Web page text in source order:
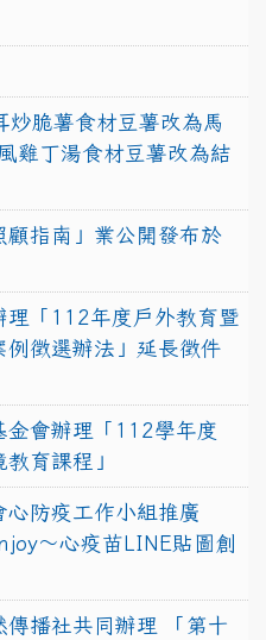
脆薯食材豆薯改為馬
雞丁湯食材豆薯改為結
顧指南」業公開發布於
理「112年度戶外教育暨
例徵選辦法」延長徵件
金會辦理「112學年度
育課程」
防疫工作小組推廣
〜心疫苗LINE貼圖創
播社共同辦理 「第十